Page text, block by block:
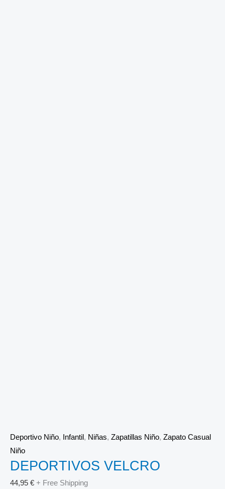
Deportivo Niño, Infantil , Niñas, Zapatillas Niño, Zapato Casual
Niño
DEPORTIVOS VELCRO
44,95 € + Free Shipping